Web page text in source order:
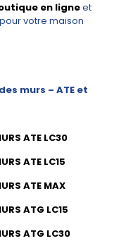
en ligneet
votre maison
murs – ATE et
ATE LC30
ATE LC15
ATE MAX
ATG LC15
ATG LC30